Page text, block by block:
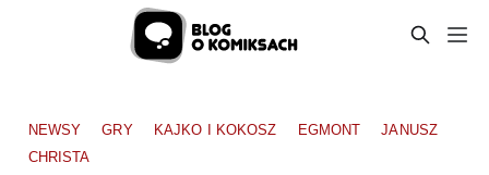
NEWSY GRY KAJKO I KOKOSZ EGMONT
JANUSZ
CHRISTA